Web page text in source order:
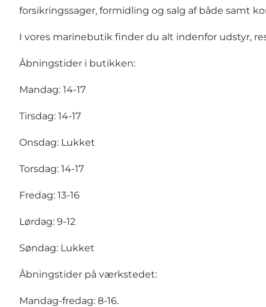
forsikringssager, formidling og salg af både samt
I vores marinebutik finder du alt indenfor udstyr,
Åbningstider i butikken:
Mandag: 14-17
Tirsdag: 14-17
Onsdag: Lukket
Torsdag: 14-17
Fredag: 13-16
Lørdag: 9-12
Søndag: Lukket
Åbningstider på værkstedet:
Mandag-fredag: 8-16.